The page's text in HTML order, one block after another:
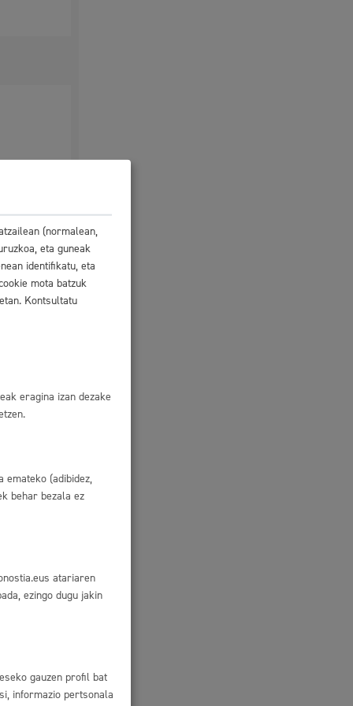
zaio
(normalean,
eta guneak
identifikatu, eta
mota batzuk
Kontsultatu
eragina izan dezake
emateko (adibidez,
behar bezala ez
atariaren
ezingo dugu jakin
gauzen profil bat
informazio pertsonala